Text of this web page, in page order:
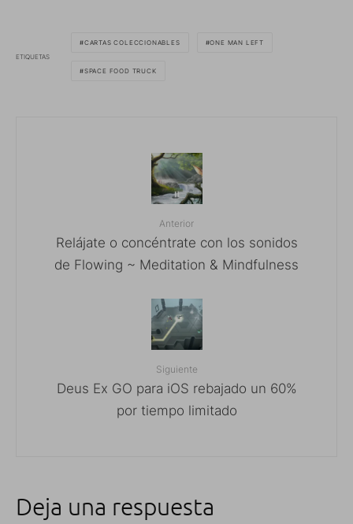
ETIQUETAS
CARTAS COLECCIONABLES ONE MAN LEFT
SPACE FOOD TRUCK
Anterior
Relájate o concéntrate con los sonidos
de Flowing ~ Meditation & Mindfulness
Siguiente
Deus Ex GO para iOS rebajado un 60%
por tiempo limitado
Deja una respuesta